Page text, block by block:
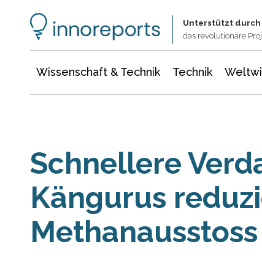
Unterstützt durch
das revolutionäre
Wissenschaft & Technik Technik
Schnellere
Kängurus
Methanausstoss